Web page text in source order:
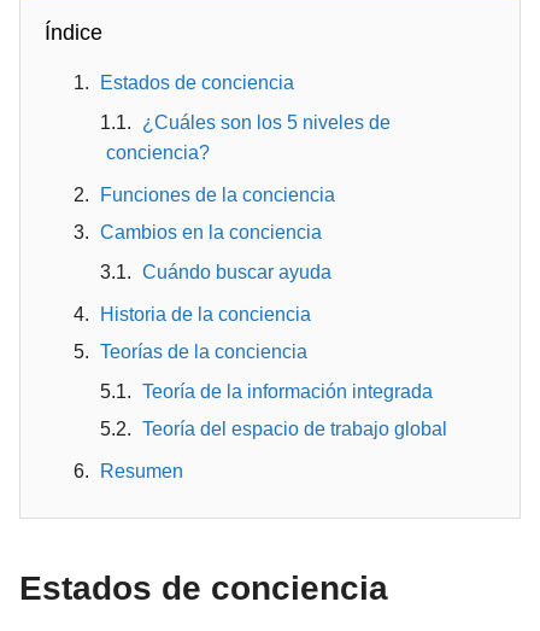
Índice
Estados de conciencia
¿Cuáles son los 5 niveles de
conciencia?
Funciones de la conciencia
Cambios en la conciencia
Cuándo buscar ayuda
Historia de la conciencia
Teorías de la conciencia
Teoría de la información integrada
Teoría del espacio de trabajo global
Resumen
Estados de conciencia